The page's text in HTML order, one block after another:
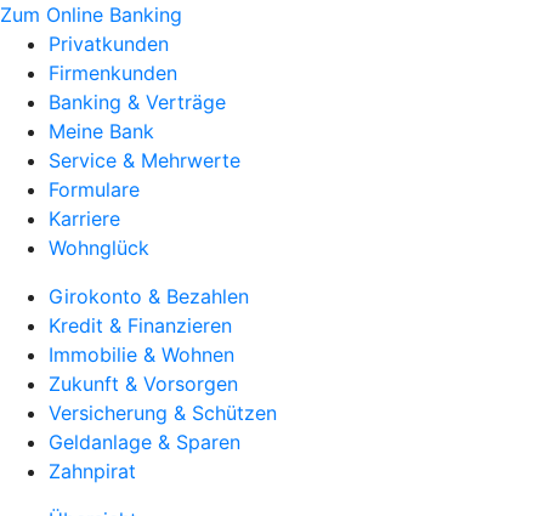
Zum Online Banking
Privatkunden
Firmenkunden
Banking & Verträge
Meine Bank
Service & Mehrwerte
Formulare
Karriere
Wohnglück
Girokonto & Bezahlen
Kredit & Finanzieren
Immobilie & Wohnen
Zukunft & Vorsorgen
Versicherung & Schützen
Geldanlage & Sparen
Zahnpirat